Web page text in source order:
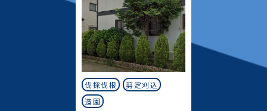
伐採伐根
剪定刈込
造園